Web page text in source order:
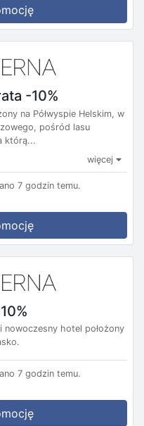
-10%
na Półwyspie Helskim, w
pośród lasu
którą...
więcej
7 godzin temu.
nowoczesny hotel położony
7 godzin temu.